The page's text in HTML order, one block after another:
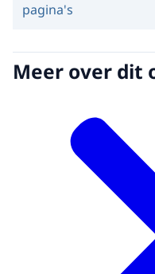
pagina's
Meer over dit